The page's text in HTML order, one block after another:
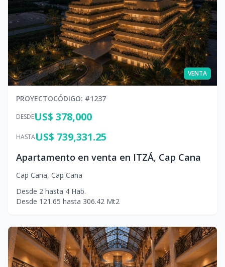
VENTA
PROYECTOCÓDIGO: #1237
DESDEUS$ 378,000
HASTAUS$ 739,331.25
Apartamento en venta en ITZÁ, Cap Cana
Cap Cana, Cap Cana
Desde 2 hasta 4 Hab.
Desde 121.65 hasta 306.42 Mt2